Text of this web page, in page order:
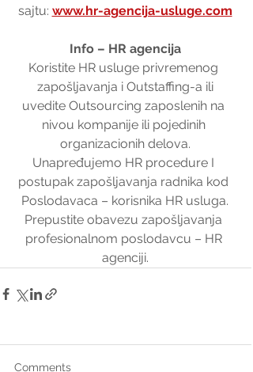
sajtu: www.hr-agencija-usluge.com
Info – HR agencija
Koristite HR usluge privremenog
zapošljavanja i Outstaffing-a ili
uvedite Outsourcing zaposlenih na
nivou kompanije ili pojedinih
organizacionih delova.
Unapređujemo HR procedure I
postupak zapošljavanja radnika kod
Poslodavaca – korisnika HR usluga.
Prepustite obavezu zapošljavanja
profesionalnom poslodavcu – HR
agenciji.
Comments